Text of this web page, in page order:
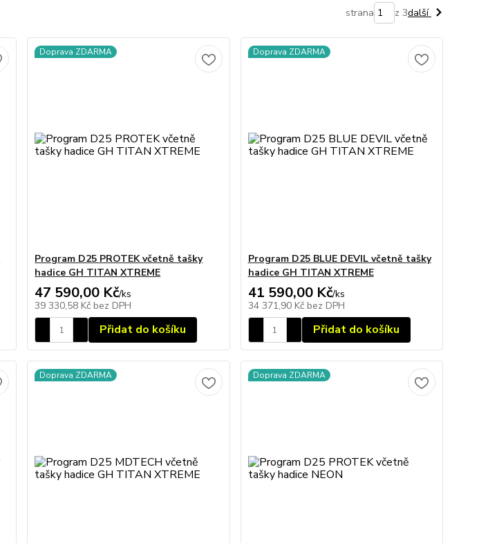
strana z 3další
Doprava ZDARMA
Program D25 PROTEK včetně tašky
hadice GH TITAN XTREME
47 590,00 Kč/ks
39 330,58 Kč bez DPH
Přidat do košíku
Doprava ZDARMA
Program D25 BLUE DEVIL včetně tašky
hadice GH TITAN XTREME
41 590,00 Kč/ks
34 371,90 Kč bez DPH
Přidat do košíku
Doprava ZDARMA Doprava ZDARMA